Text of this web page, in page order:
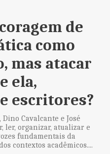
de
como
mas atacar
ela,
escritores?
Cavalcante e José
ler, organizar, atualizar e
fundamentais da
contextos acadêmicos....